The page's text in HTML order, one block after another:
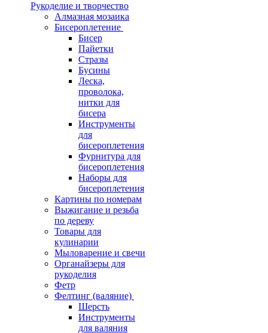
Рукоделие и творчество
Алмазная мозаика
Бисероплетение
Бисер
Пайетки
Стразы
Бусины
Леска,
проволока,
нитки для
бисера
Инструменты
для
бисероплетения
Фурнитура для
бисероплетения
Наборы для
бисероплетения
Картины по номерам
Выжигание и резьба
по дереву
Товары для
кулинарии
Мыловарение и свечи
Органайзеры для
рукоделия
Фетр
Фелтинг (валяние)
Шерсть
Инструменты
для валяния